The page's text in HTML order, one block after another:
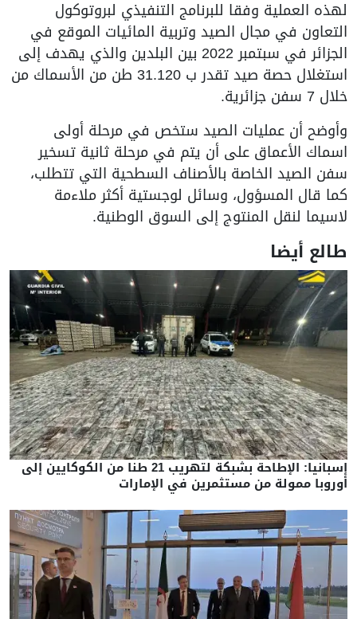
لهذه العملية وفقا للبرنامج التنفيذي لبروتوكول
التعاون في مجال الصيد وتربية المائيات الموقع في
الجزائر في سبتمبر 2022 بين البلدين والذي يهدف إلى
استغلال حصة صيد تقدر ب 31.120 طن من الأسماك من
خلال 7 سفن جزائرية.
وأوضح أن عمليات الصيد ستخص في مرحلة أولى
اسماك الأعماق على أن يتم في مرحلة ثانية تسخير
سفن الصيد الخاصة بالأصناف السطحية التي تتطلب،
كما قال المسؤول، وسائل لوجستية أكثر ملاءمة
لاسيما لنقل المنتوج إلى السوق الوطنية.
طالع أيضا
إسبانيا: الإطاحة بشبكة لتهريب 21 طنا من الكوكايين إلى
أوروبا ممولة من مستثمرين في الإمارات